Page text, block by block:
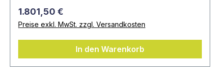
1.801,50 €
Preise exkl. MwSt. zzgl. Versandkosten
In den Warenkorb